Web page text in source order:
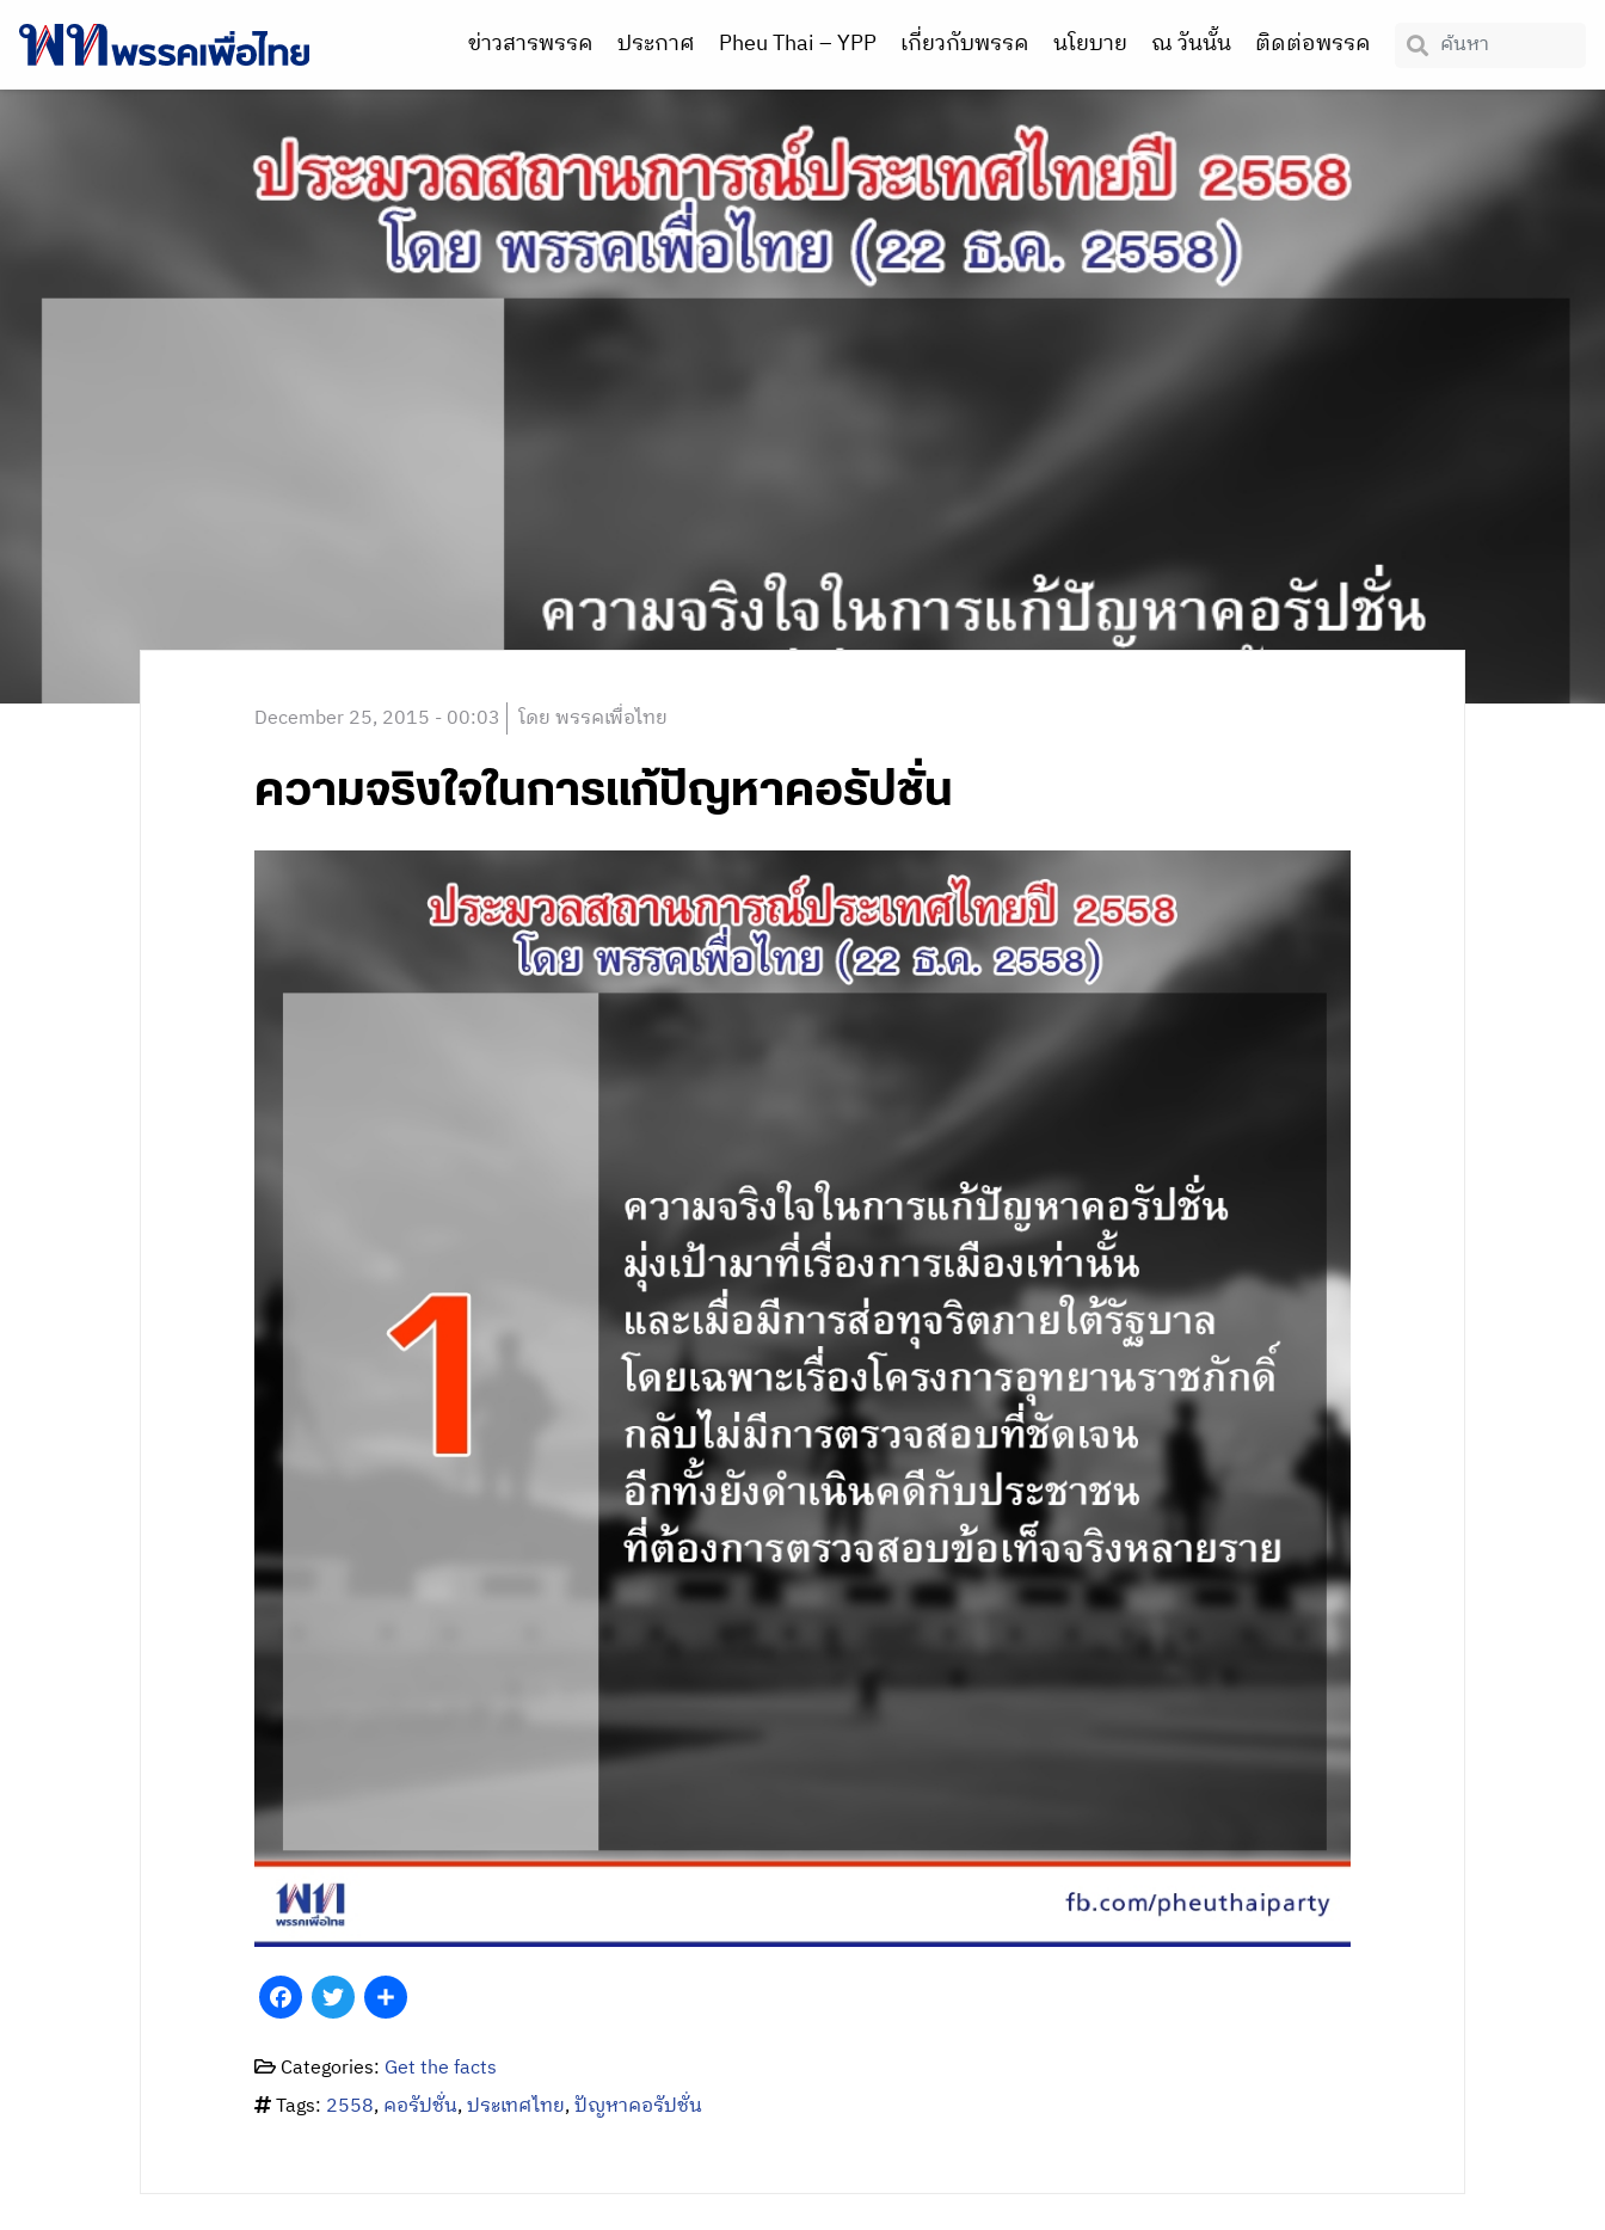
ข่าวสารพรรค ประกาศ Pheu Thai – YPP เกี่ยวกับพรรค นโยบาย ณ วันนั้น ติดต่อพรรค
December 25, 2015 - 00:03 โดย พรรคเพื่อไทย
ความจริงใจในการแก้ปัญหาคอรัปชั่น
Facebook
TwitterShare
Categories: Get the facts
Tags: 2558,คอรัปชั่น,ประเทศไทย,ปัญหาคอรัปชั่น